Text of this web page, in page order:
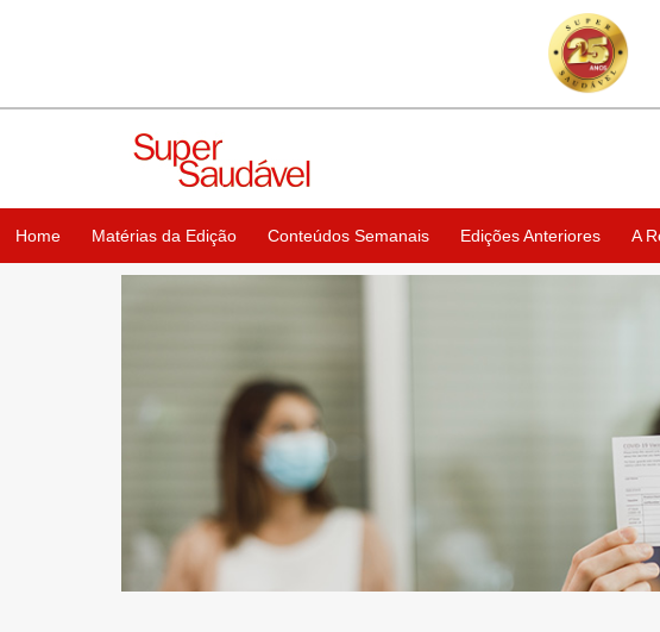
Home Matérias da Edição Conteúdos Semanais Edições Anteriores A